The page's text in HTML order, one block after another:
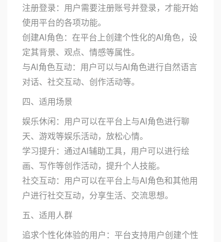
注册登录：用户需要注册账号并登录，才能开始
使用平台的各项功能。
创建AI角色：在平台上创建个性化的AI角色，设
定其背景、观点、情感等属性。
与AI角色互动：用户可以与AI角色进行自然语言
对话、社交互动、创作活动等。
四、适用场景
娱乐休闲：用户可以在平台上与AI角色进行聊
天、游戏等娱乐活动，放松心情。
学习提升：通过AI辅助工具，用户可以进行绘
画、写作等创作活动，提升个人技能。
社交互动：用户可以在平台上与AI角色和其他用
户进行社交互动，分享生活、交流思想。
五、适用人群
追求个性化体验的用户：平台支持用户创建个性